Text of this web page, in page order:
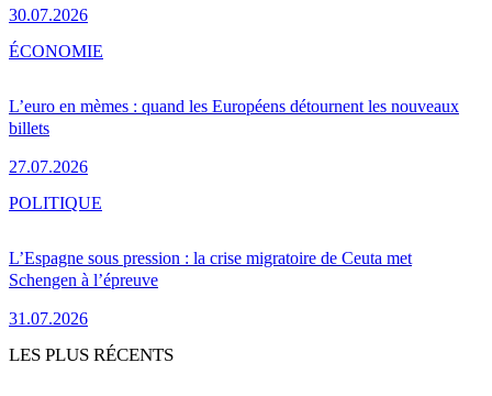
30.07.2026
L’euro en mèmes : quand les Européens détournent les nouveaux
billets
27.07.2026
ÉCONOMIE
L’Espagne sous pression : la crise migratoire de Ceuta met
Schengen à l’épreuve
31.07.2026
POLITIQUE
LES PLUS RÉCENTS